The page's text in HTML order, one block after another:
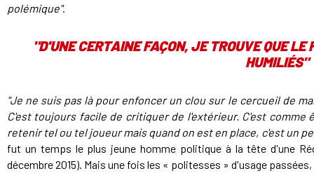
polémique".
"D'UNE CERTAINE FAÇON, JE TROUVE QUE LE
HUMILIÉS"
"Je ne suis pas là pour enfoncer un clou sur le cercueil de
C'est toujours facile de critiquer de l'extérieur. C'est
retenir tel ou tel joueur mais quand on est en place, c'est un
fut un temps le plus jeune homme politique à la tête d'une
décembre 2015). Mais une fois les « politesses » d'usage